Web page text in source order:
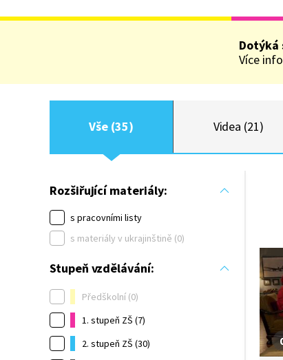
Dotýká
Více
Vše (35) Videa (21)
Rozšiřující materiály:
s pracovními listy
s materiály v ukrajinštině (0)
Stupeň vzdělávání:
Předškolní (0)
1. stupeň ZŠ (7)
2. stupeň ZŠ (30)